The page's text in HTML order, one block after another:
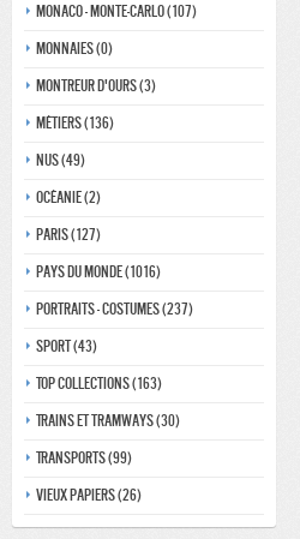
Monaco - monte-carlo (107)
Monnaies (0)
Montreur d'ours (3)
Métiers (136)
Nus (49)
Océanie (2)
Paris (127)
Pays du monde (1016)
Portraits - costumes (237)
Sport (43)
Top collections (163)
Trains et tramways (30)
Transports (99)
Vieux papiers (26)